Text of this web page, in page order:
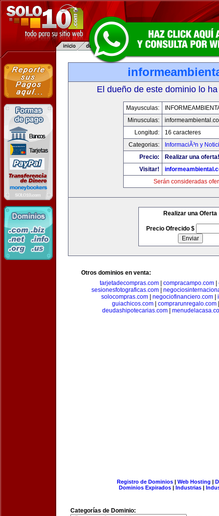
El dueño de este dominio lo
Mayusculas:
Minusculas:
Longitud:
16 caracteres
Categorias:
InformaciÃ³n y
Precio:
Realizar una oferta!
Visitar!
Serán consideradas
Realizar una Oferta
Precio Ofrecido $
Otros dominios en venta:
tarjetadecompras.com
compracampo.com
sesionesfotograficas.com
solocompras.com| negociofinanciero.com|
guiachicos.com
comprarunregalo.com
deudashipotecarias.com|
Registro de Dominios| Web Hosting |
Dominios Expirados | Industrias |
Categorías de Dominio: